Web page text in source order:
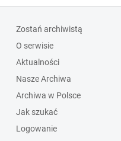
Zostań archiwistą
O serwisie
Aktualności
Nasze Archiwa
Archiwa w Polsce
Jak szukać
Logowanie